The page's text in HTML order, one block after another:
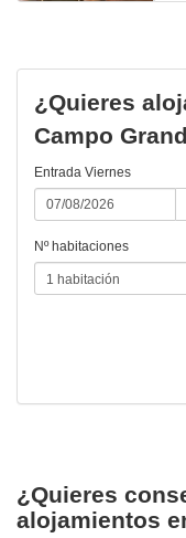
¿Quieres
Campo
Entrada Viernes
Nº habitaciones
¿Quieres
alojamientos